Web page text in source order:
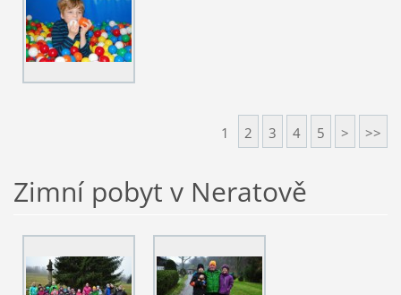
1 2 3 4 5 > >>
Zimní pobyt v Neratově